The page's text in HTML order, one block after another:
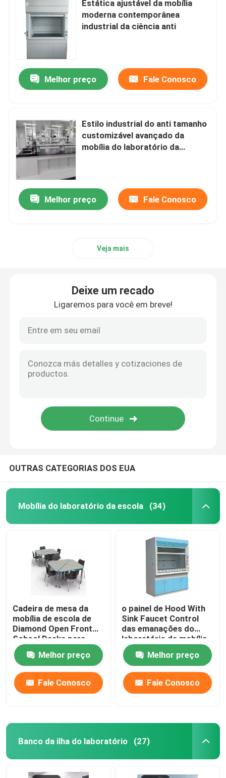
Encaixes do laboratório
Estática ajustável da mobília
moderna contemporânea
industrial da ciência anti
Melhor preço Fale Conosco
Estilo industrial do anti tamanho
customizável avançado da
mobília do laboratório da
Melhor preço Fale Conosco
Veja mais
Deixe um recado
Ligaremos para você em breve!
OUTRAS CATEGORIAS DOS EUA
Mobília do laboratório da escola (34)
Cadeira de mesa da
mobília de escola de
Diamond Open Front
School Desks para
professores de
estudantesMelhor preço
Fale Conosco
o painel de Hood With
Sink Faucet Control
das emanações do
laboratório da mobília
do laboratório da
escola de 8Ft exalou
Melhor preço
Fale Conosco
Banco da ilha do laboratório (27)